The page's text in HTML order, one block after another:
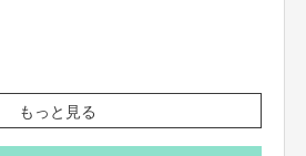
ッセージからご連絡ください。
view/65981
25(土)23:59までお買い求め頂け
合がありますので予めご了承くだ
もっと見る